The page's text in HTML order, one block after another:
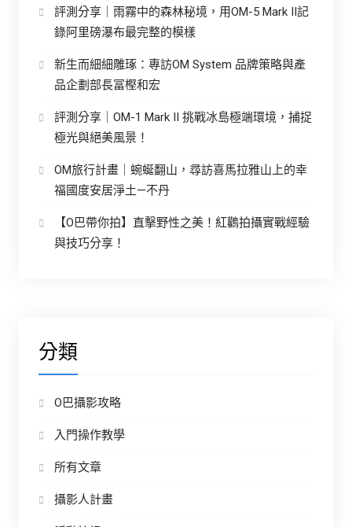
評測分享｜雨霧中的森林秘境，用OM-5 Mark II記
錄阿里磅瀑布最完整的模樣
新生而細細雕琢：專訪OM System 品牌策略與產
品企劃部長冨樫和宏
評測分享｜OM-1 Mark II 挑戰冰島極端環境，捕捉
極光與絕美風景！
OM旅行計畫｜蜿蜒翻山，尋訪喜馬拉雅山上的幸
福國度安居淨土—不丹
【O巴帶你拍】直擊野性之美！紅鸛拍攝實戰經驗
與技巧分享！
分類
O巴攝影攻略
入門操作教學
所有文章
攝影人計畫